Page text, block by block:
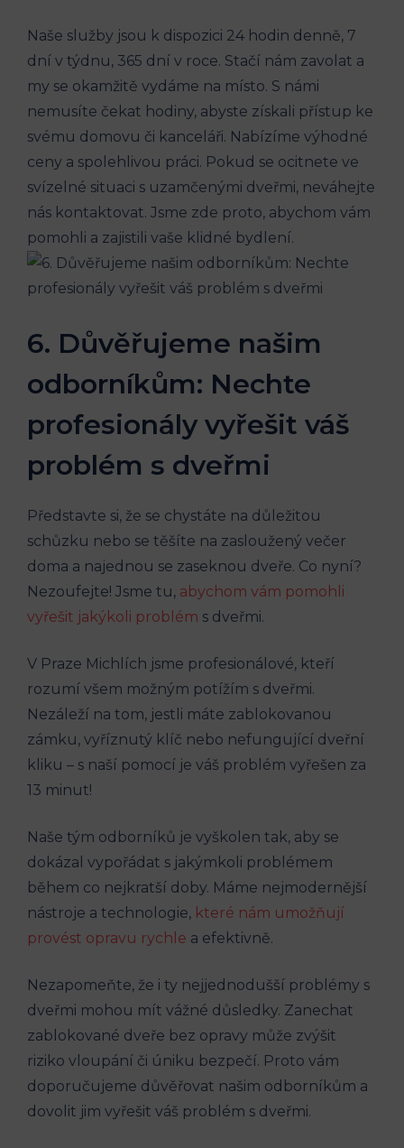
Naše služby jsou k dispozici 24 hodin denně, 7
dní v týdnu, 365 dní v roce. Stačí nám zavolat a
my se okamžitě vydáme na místo. S námi
nemusíte čekat hodiny, abyste získali přístup ke
svému domovu či kanceláři. Nabízíme výhodné
ceny a spolehlivou práci. Pokud se ocitnete ve
svízelné situaci s uzamčenými dveřmi, neváhejte
nás kontaktovat. Jsme zde proto, abychom vám
pomohli a zajistili vaše klidné bydlení.
6. Důvěřujeme našim
odborníkům: Nechte
profesionály vyřešit váš
problém s dveřmi
Představte si, že se chystáte na důležitou
schůzku nebo se těšíte na zasloužený večer
doma a najednou se zaseknou dveře. Co nyní?
Nezoufejte! Jsme tu, abychom vám pomohli
vyřešit jakýkoli problém s dveřmi.
V Praze Michlích jsme profesionálové, kteří
rozumí všem možným potížím s dveřmi.
Nezáleží na tom, jestli máte zablokovanou
zámku, vyříznutý klíč nebo nefungující dveřní
kliku – s naší pomocí je váš problém vyřešen za
13 minut!
Naše tým odborníků je vyškolen tak, aby se
dokázal vypořádat s jakýmkoli problémem
během co nejkratší doby. Máme nejmodernější
nástroje a technologie, které nám umožňují
provést opravu rychle a efektivně.
Nezapomeňte, že i ty nejjednodušší problémy s
dveřmi mohou mít vážné důsledky. Zanechat
zablokované dveře bez opravy může zvýšit
riziko vloupání či úniku bezpečí. Proto vám
doporučujeme důvěřovat našim odborníkům a
dovolit jim vyřešit váš problém s dveřmi.